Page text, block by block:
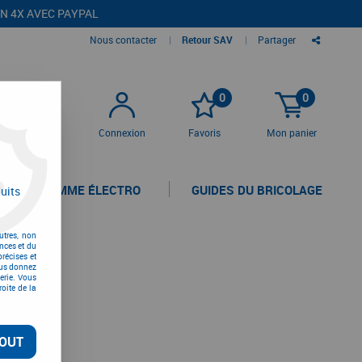
4X AVEC PAYPAL
Nous contacter | Retour SAV | Partager
Connexion
0
Favoris
0
Mon panier
LA GAMME ÉLECTRO GUIDES DU BRICOLAGE
non
et du
et
donnez
Vous
de la